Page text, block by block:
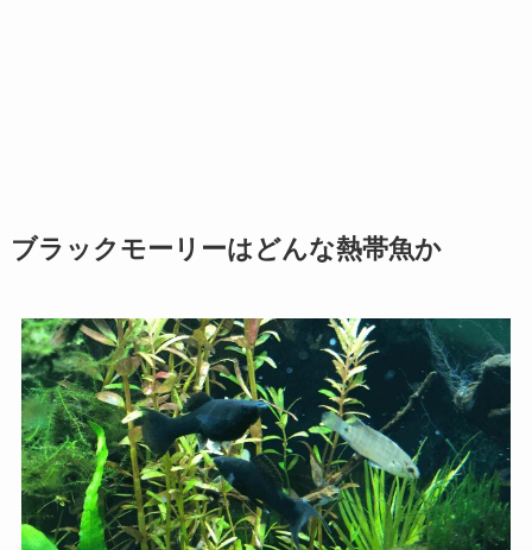
ブラックモーリーはどんな熱帯魚か